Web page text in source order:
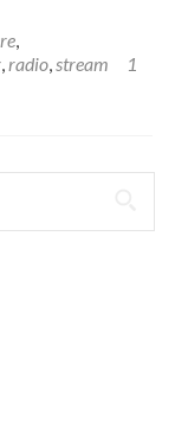
,
,radio,stream
1